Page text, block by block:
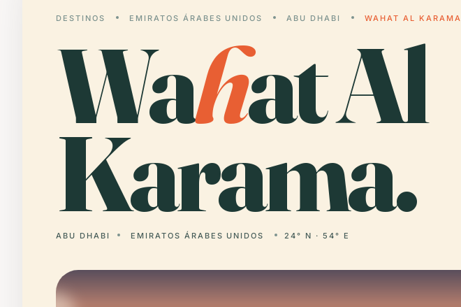
DESTINOS EMIRATOS ÁRABES UNIDOS ABU DHABI WAHAT AL KARAMA
Wahat Al
Karama.
ABU DHABI EMIRATOS ÁRABES UNIDOS 24° N · 54° E